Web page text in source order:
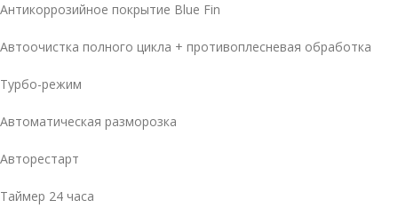
Антикоррозийное покрытие Blue Fin
Автоочистка полного цикла + противоплесневая обработка
Турбо-режим
Автоматическая разморозка
Авторестарт
Таймер 24 часа